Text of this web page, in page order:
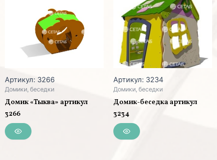
Артикул: 3266
Домики, беседки
Домик «Тыква» артикул
3266
Артикул: 3234
Домики, беседки
Домик-беседка артикул
3234